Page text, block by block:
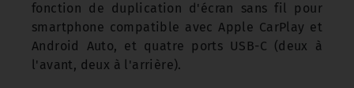
fonction de duplication d'écran sans fil pour
smartphone compatible avec Apple CarPlay et
Android Auto, et quatre ports USB-C (deux à
l'avant, deux à l'arrière).